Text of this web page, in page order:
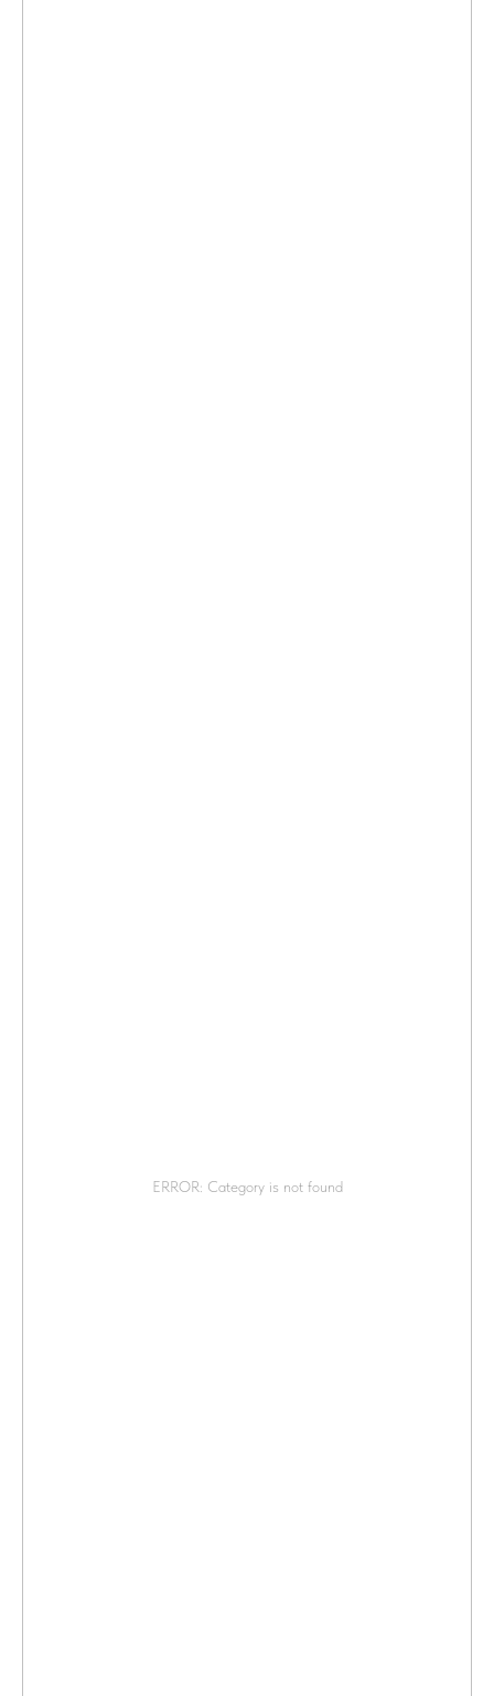
ERROR: Category is not found